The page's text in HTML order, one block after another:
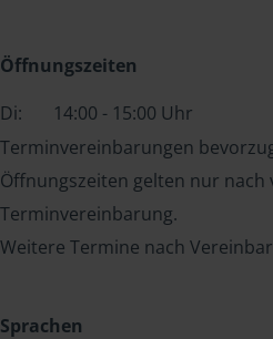
Öffnungszeiten
Di:
14:00 - 15:00 Uhr
Terminvereinbarungen
Öffnungszeiten gelten nur nach
Terminvereinbarung.
Weitere Termine nach
Sprachen